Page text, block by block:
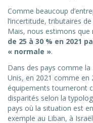
Comme beaucoup
l’incertitude, tributaires
Mais, nous estimons que
de 25 à 30 % en 2021
« normale ».
Dans des pays comme la
Unis, en 2021 comme en
équipements tourneront
disparités selon la
pays où la situation est
exemple au Liban, à